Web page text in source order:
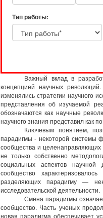
Тип работы:
Важный вклад в
концепцией научных
изменялись стратегии научного
представления об изучаемой
обозначаются как научные
научного знания представил как
Ключевым понятием,
парадигмы - некоторой системы
сообщества и целенаправляющих
не только собственно
социальных аспектов
сообщество
разделяющих па­радигму —
исследовательской деятельности.
Смена парадигмы
сообщество. Часть ученых
новая парадигма обеспечивает